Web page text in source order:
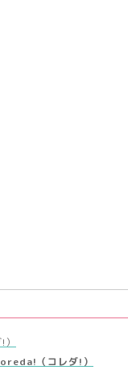
（コレダ!）